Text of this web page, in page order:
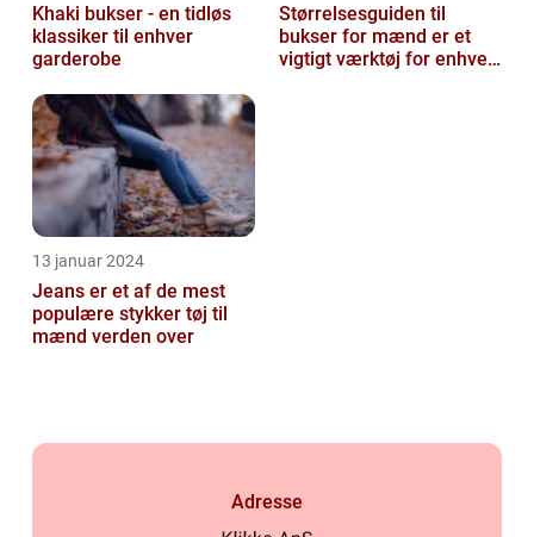
Khaki bukser - en tidløs
klassiker til enhver
garderobe
Størrelsesguiden til
bukser for mænd er et
vigtigt værktøj for enhver
13 januar 2024
Jeans er et af de mest
populære stykker tøj til
mænd verden over
Adresse